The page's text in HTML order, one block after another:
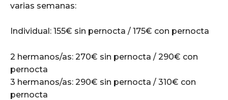
varias semanas:
Individual: 155€ sin pernocta / 175€ con pernocta
2 hermanos/as: 270€ sin pernocta / 290€ con
pernocta
3 hermanos/as: 290€ sin pernocta / 310€ con
pernocta